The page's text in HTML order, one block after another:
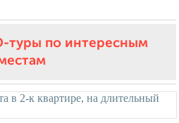
туры по интересным